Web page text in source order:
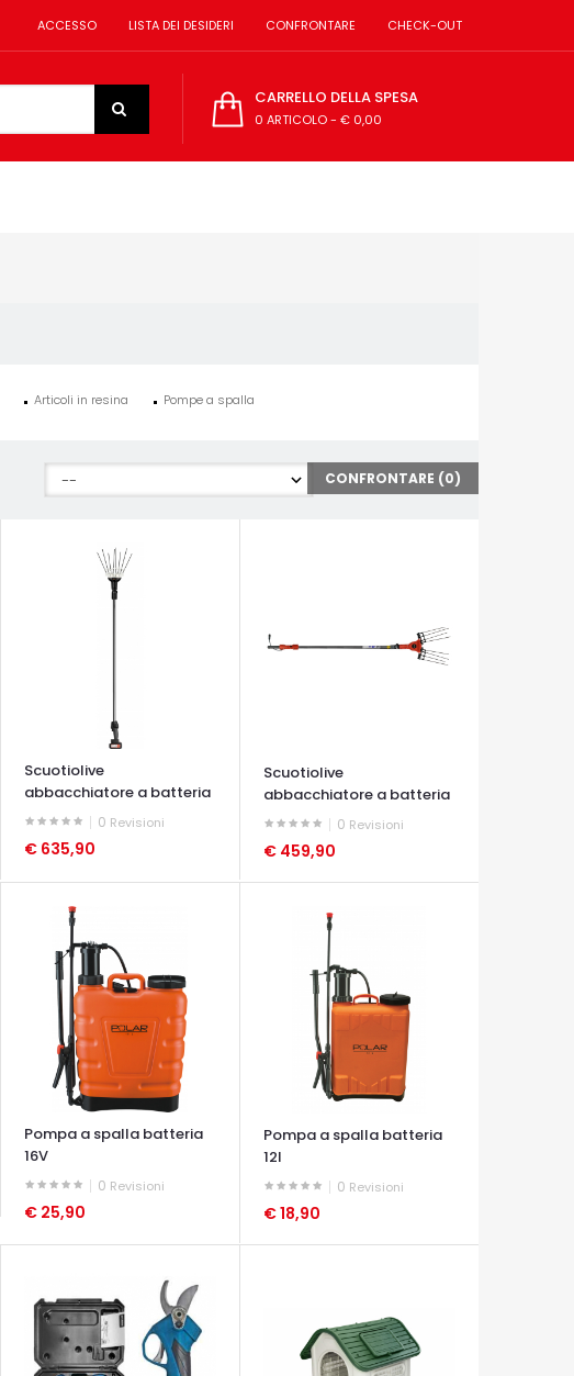
ACCESSO LISTA DEI DESIDERI CONFRONTARE CHECK-OUT
CARRELLO DELLA SPESA
0 ARTICOLO- € 0,00
Articoli in resina Pompe a spalla
CONFRONTARE (0)
Scuotiolive
abbacchiatore a batteria
Polar...
0 Revisioni
€ 635,90
Scuotiolive
abbacchiatore a batteria
Polar...
0 Revisioni
€ 459,90
OCCHIATA VELOCE
Pompa a spalla batteria
16V
0 Revisioni
€ 25,90
OCCHIATA VELOCE
Pompa a spalla batteria
12l
0 Revisioni
€ 18,90
OCCHIATA VELOCE